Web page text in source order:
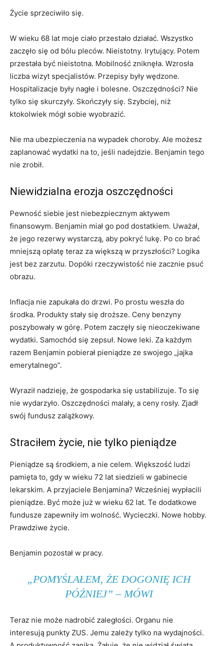
Życie sprzeciwiło się.
W wieku 68 lat moje ciało przestało działać. Wszystko
zaczęło się od bólu pleców. Nieistotny. Irytujący. Potem
przestała być nieistotna. Mobilność zniknęła. Wzrosła
liczba wizyt specjalistów. Przepisy były wędzone.
Hospitalizacje były nagłe i bolesne. Oszczędności? Nie
tylko się skurczyły. Skończyły się. Szybciej, niż
ktokolwiek mógł sobie wyobrazić.
Nie ma ubezpieczenia na wypadek choroby. Ale możesz
zaplanować wydatki na to, jeśli nadejdzie. Benjamin tego
nie zrobił.
Niewidzialna erozja oszczędności
Pewność siebie jest niebezpiecznym aktywem
finansowym. Benjamin miał go pod dostatkiem. Uważał,
że jego rezerwy wystarczą, aby pokryć lukę. Po co brać
mniejszą opłatę teraz za większą w przyszłości? Logika
jest bez zarzutu. Dopóki rzeczywistość nie zacznie psuć
obrazu.
Inflacja nie zapukała do drzwi. Po prostu weszła do
środka. Produkty stały się droższe. Ceny benzyny
poszybowały w górę. Potem zaczęły się nieoczekiwane
wydatki. Samochód się zepsuł. Nowe leki. Za każdym
razem Benjamin pobierał pieniądze ze swojego „jajka
emerytalnego”.
Wyraził nadzieję, że gospodarka się ustabilizuje. To się
nie wydarzyło. Oszczędności malały, a ceny rosły. Zjadł
swój fundusz zalążkowy.
Straciłem życie, nie tylko pieniądze
Pieniądze są środkiem, a nie celem. Większość ludzi
pamięta to, gdy w wieku 72 lat siedzieli w gabinecie
lekarskim. A przyjaciele Benjamina? Wcześniej wypłacili
pieniądze. Być może już w wieku 62 lat. Te dodatkowe
fundusze zapewniły im wolność. Wycieczki. Nowe hobby.
Prawdziwe życie.
Benjamin pozostał w pracy.
„POMYŚLAŁEM, ŻE DOGONIĘ ICH
PÓŹNIEJ” – MÓWI
Teraz nie może nadrobić zaległości. Organu nie
interesują punkty ZUS. Jemu zależy tylko na wydajności.